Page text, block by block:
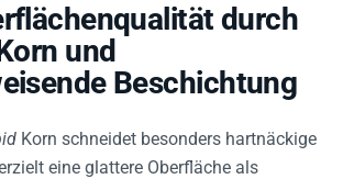
durch
und
Beschichtung
Korn schneidet besonders hartnäckige
eine glattere Oberfläche als